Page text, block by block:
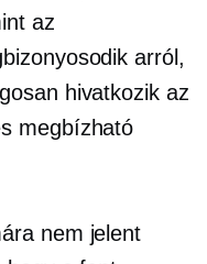
az
arról,
hivatkozik az
megbízható
nem jelent